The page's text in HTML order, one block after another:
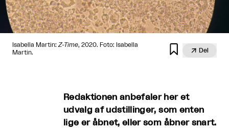
Isabella Martin: Z-Time, 2020. Foto: Isabella
Martin.
  Del
Redaktionen anbefaler her et
udvalg af udstillinger, som enten
lige er åbnet, eller som åbner snart.